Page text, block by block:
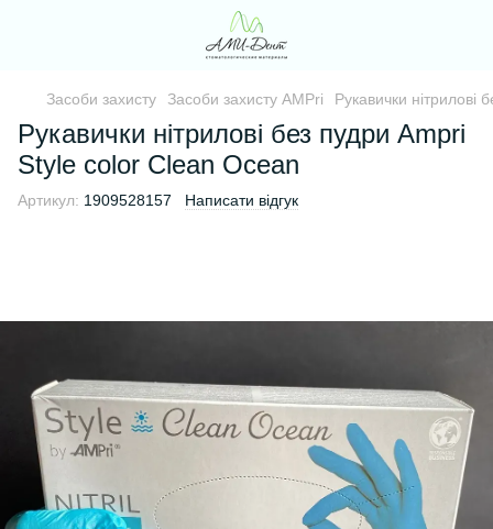
Засоби захисту Засоби захисту AMPri Рукавички
Рукавички нітрилові без пудри Ampri
Style color Clean Ocean
Артикул: 1909528157 Написати відгук